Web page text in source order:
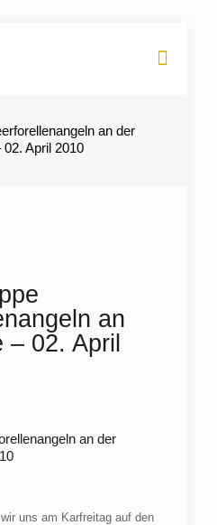
an der
April 2010
an
02. April
an der
uns am Karfreitag auf den